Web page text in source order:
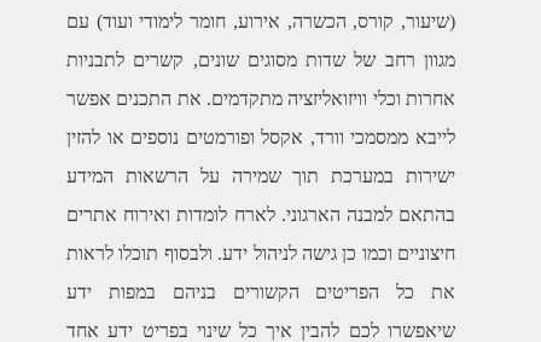
(שיעור, קורס, הכשרה, אירוע, חומר לימודי ועוד) עם
מגוון רחב של שדות מסוגים שונים, קשרים לתבניות
אחרות וכלי וויזואליזציה מתקדמים. את התכנים אפשר
לייבא ממסמכי וורד, אקסל ופורמטים נוספים או להזין
ישירות במערכת תוך שמירה על הרשאות המידע
בהתאם למבנה הארגוני. לארח לומדות ואירוח אתרים
חיצוניים וכמו כן גישה לניהול ידע. ולבסוף תוכלו לראות
את כל הפריטים הקשורים בניהם במפות ידע
שיאפשרו לכם להבין איך כל שינוי בפריט ידע אחד